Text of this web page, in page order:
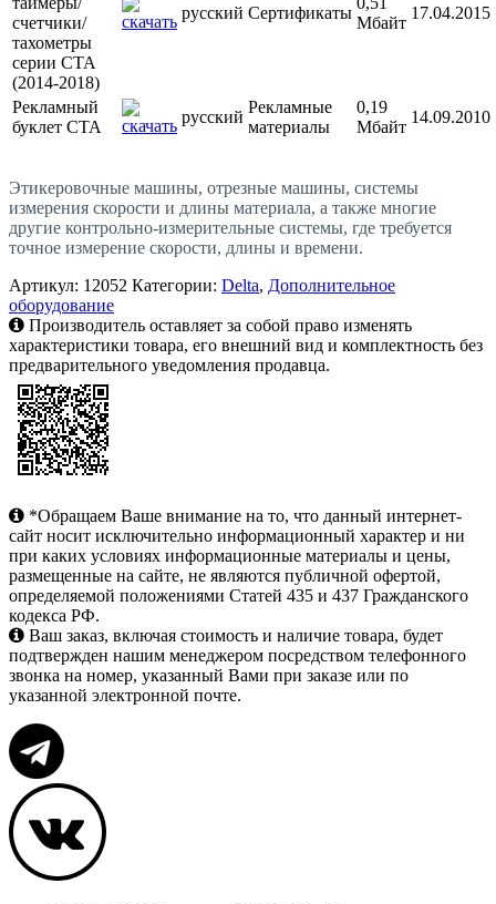
счетчики/
тахометры
серии CTA
(2014-2018)
русский Сертификаты
Мбайт
17.04.2015
Рекламный
буклет CTA
русский
Рекламные
материалы
0,19
Мбайт
14.09.2010
Этикеровочные машины, отрезные машины, системы
измерения скорости и длины материала, а также многие
другие контрольно-измерительные системы, где требуется
точное измерение скорости, длины и времени.
Артикул: 12052 Категории: Delta, Дополнительное
оборудование
Производитель оставляет за собой право изменять
характеристики товара, его внешний вид и комплектность без
предварительного уведомления продавца.
*Обращаем Ваше внимание на то, что данный интернет-
сайт носит исключительно информационный характер и ни
при каких условиях информационные материалы и цены,
размещенные на сайте, не являются публичной офертой,
определяемой положениями Статей 435 и 437 Гражданского
кодекса РФ.
Ваш заказ, включая стоимость и наличие товара, будет
подтвержден нашим менеджером посредством телефонного
звонка на номер, указанный Вами при заказе или по
указанной электронной почте.